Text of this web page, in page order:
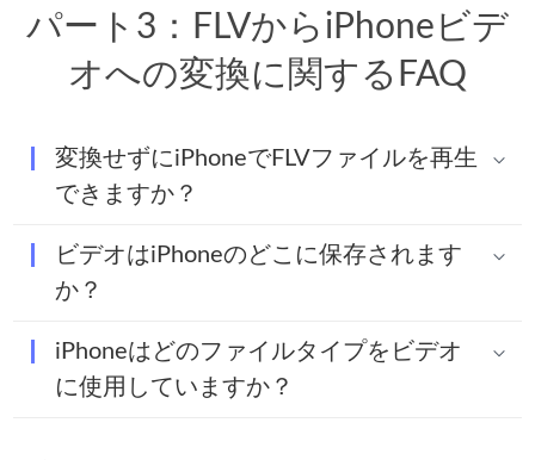
パート3：FLVからiPhoneビデ
オへの変換に関するFAQ
変換せずにiPhoneでFLVファイルを再生
できますか？
ビデオはiPhoneのどこに保存されます
か？
iPhoneはどのファイルタイプをビデオ
に使用していますか？